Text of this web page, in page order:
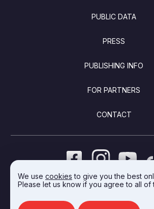
We use cookies to give you the best
Please let us know if you agree to all of
PUBLIC DATA
PRESS
PUBLISHING INFO
FOR PARTNERS
CONTACT
DEVELOPED BY INTEGRAL